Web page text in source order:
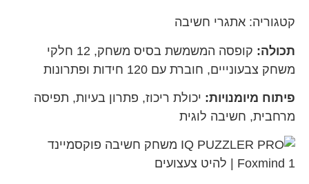
קטגוריה: אתגרי חשיבה
תכולה:
קופסה המשמשת בסיס משחק, 12 חלקי
משחק צבעונייים, חוברת עם 120 חידות ופתרונות
פיתוח מיומנויות: יכולת ריכוז, פתרון בעיות, תפיסה
מרחבית, חשיבה לוגית